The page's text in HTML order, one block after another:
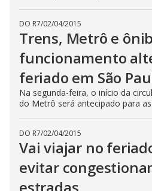
DO R7/02/04/2015
Trens, Metrô e
funcionamento
feriado em São
Na segunda-feira, o início da
do Metrô será antecipado para
DO R7/02/04/2015
Vai viajar no
evitar